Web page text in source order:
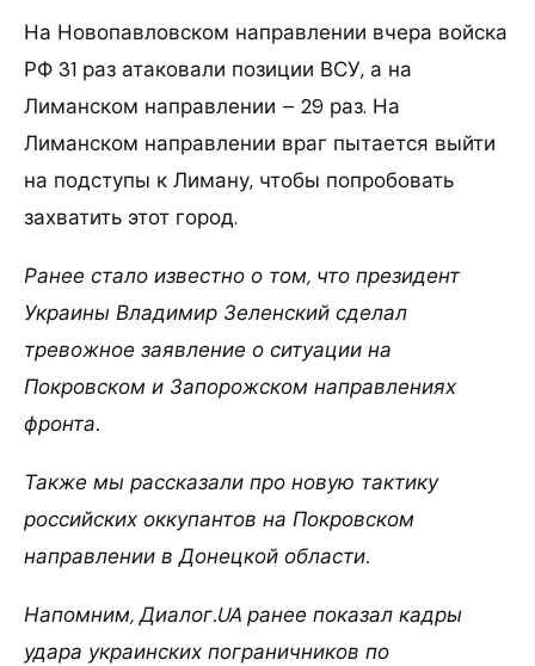
На Новопавловском направлении вчера войска
РФ 31 раз атаковали позиции ВСУ, а на
Лиманском направлении – 29 раз. На
Лиманском направлении враг пытается выйти
на подступы к Лиману, чтобы попробовать
захватить этот город.
Ранее стало известно о том, что президент
Украины Владимир Зеленский сделал
тревожное заявление о ситуации на
Покровском и Запорожском направлениях
фронта.
Также мы рассказали про новую тактику
российских оккупантов на Покровском
направлении в Донецкой области.
Напомним, Диалог.UA ранее показал кадры
удара украинских пограничников по